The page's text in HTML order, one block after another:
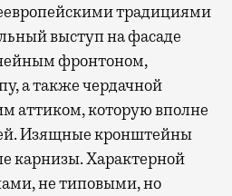
традициями
выступ на фасаде
фронтоном,
а также чердачной
аттиком, которую вполне
Изящные кронштейны
карнизы. Характерной
не типовыми, но